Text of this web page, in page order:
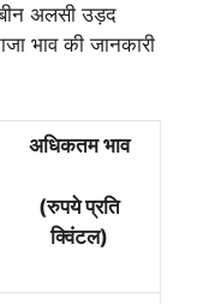
अलसी उड़द
भाव की जानकारी
अधिकतम भाव
(रुपये प्रति
क्विंटल)